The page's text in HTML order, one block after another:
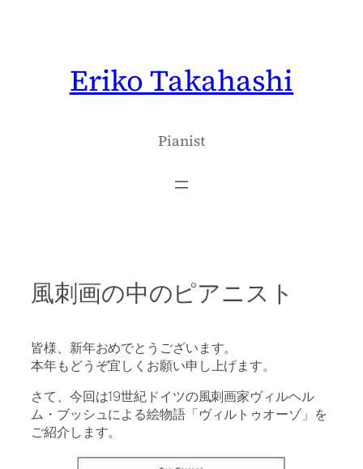
Eriko Takahashi
Pianist
風刺画の中のピアニスト
皆様、新年おめでとうございます。
本年もどうぞ宜しくお願い申し上げます。
さて、今回は19世紀ドイツの風刺画家ヴィルヘル
ム・ブッシュによる絵物語「ヴィルトゥオーゾ」を
ご紹介します。